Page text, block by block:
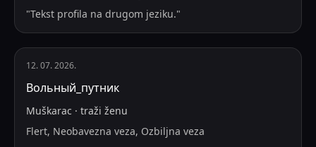
"Tekst profila na drugom jeziku."
12. 07. 2026.
Вольный_путник
Muškarac · traži ženu
Flert, Neobavezna veza, Ozbiljna veza